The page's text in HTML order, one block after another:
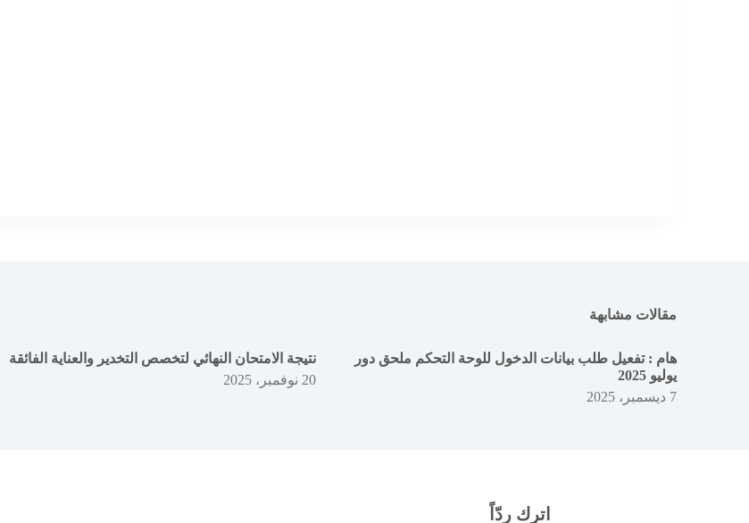
مقالات مشابهة
هام : تفعيل طلب بيانات الدخول للوحة التحكم ملحق دور
يوليو 2025
7 ديسمبر، 2025
نتيجة الامتحان النهائي لتخصص التخدير والعناية الفائقة
20 نوفمبر، 2025
اترك ردّاً